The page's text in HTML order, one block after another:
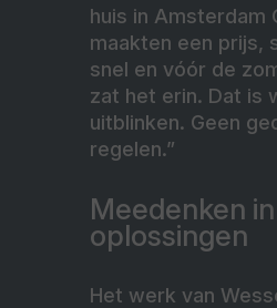
huis in Amsterdam
maakten een prijs,
snel en vóór de
zat het erin. Dat is
uitblinken. Geen
regelen.”
Meedenken in
oplossingen
Het werk van